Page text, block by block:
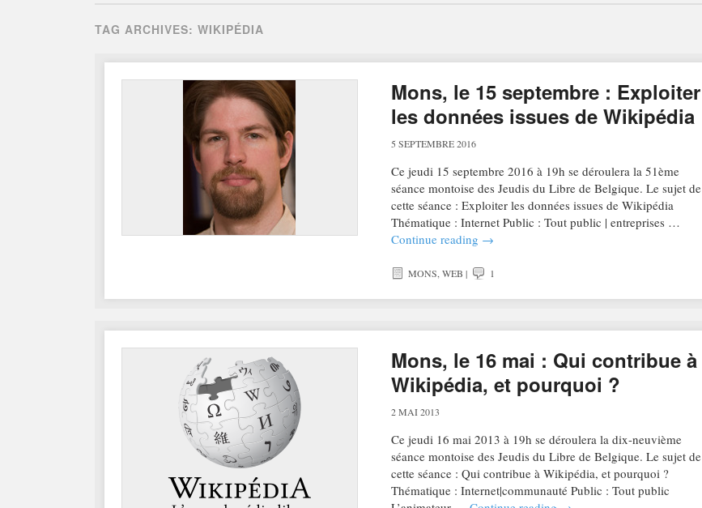
TAG ARCHIVES: WIKIPÉDIA
Mons, le 15 septembre : Exploiter
les données issues de Wikipédia
5 SEPTEMBRE 2016
Ce jeudi 15 septembre 2016 à 19h se déroulera la 51ème
séance montoise des Jeudis du Libre de Belgique. Le sujet de
cette séance : Exploiter les données issues de Wikipédia
Thématique : Internet Public : Tout public | entreprises …
Continue reading →
MONS,WEB | 1
Mons, le 16 mai : Qui contribue à
Wikipédia, et pourquoi ?
2 MAI 2013
Ce jeudi 16 mai 2013 à 19h se déroulera la dix-neuvième
séance montoise des Jeudis du Libre de Belgique. Le sujet de
cette séance : Qui contribue à Wikipédia, et pourquoi ?
Thématique : Internet|communauté Public : Tout public